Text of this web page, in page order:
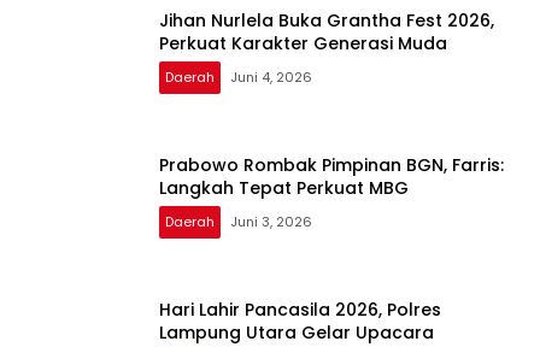
Jihan Nurlela Buka Grantha Fest 2026,
Perkuat Karakter Generasi Muda
Daerah Juni 4, 2026
Prabowo Rombak Pimpinan BGN, Farris:
Langkah Tepat Perkuat MBG
Daerah Juni 3, 2026
Hari Lahir Pancasila 2026, Polres
Lampung Utara Gelar Upacara